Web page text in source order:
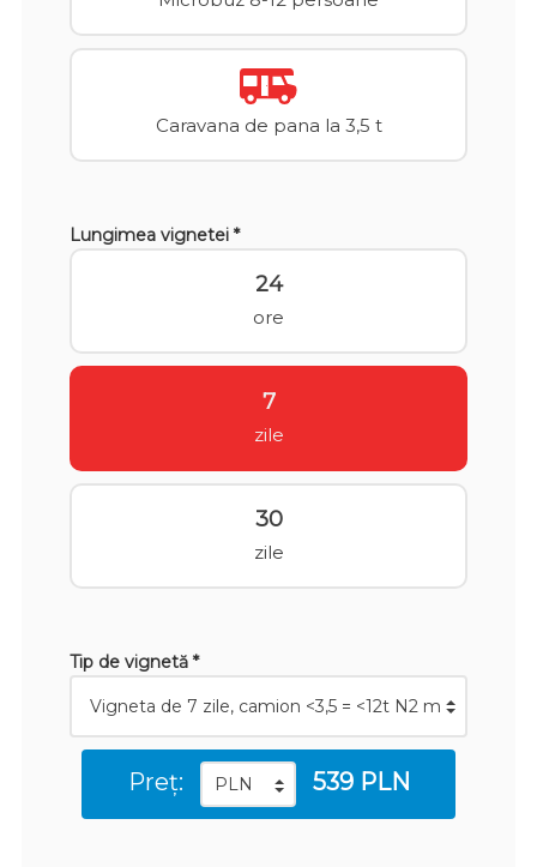
Caravana de pana la 3,5 t
Lungimea vignetei *
24
ore
7
zile
30
zile
Tip de vignetă *
Preț: 539 PLN